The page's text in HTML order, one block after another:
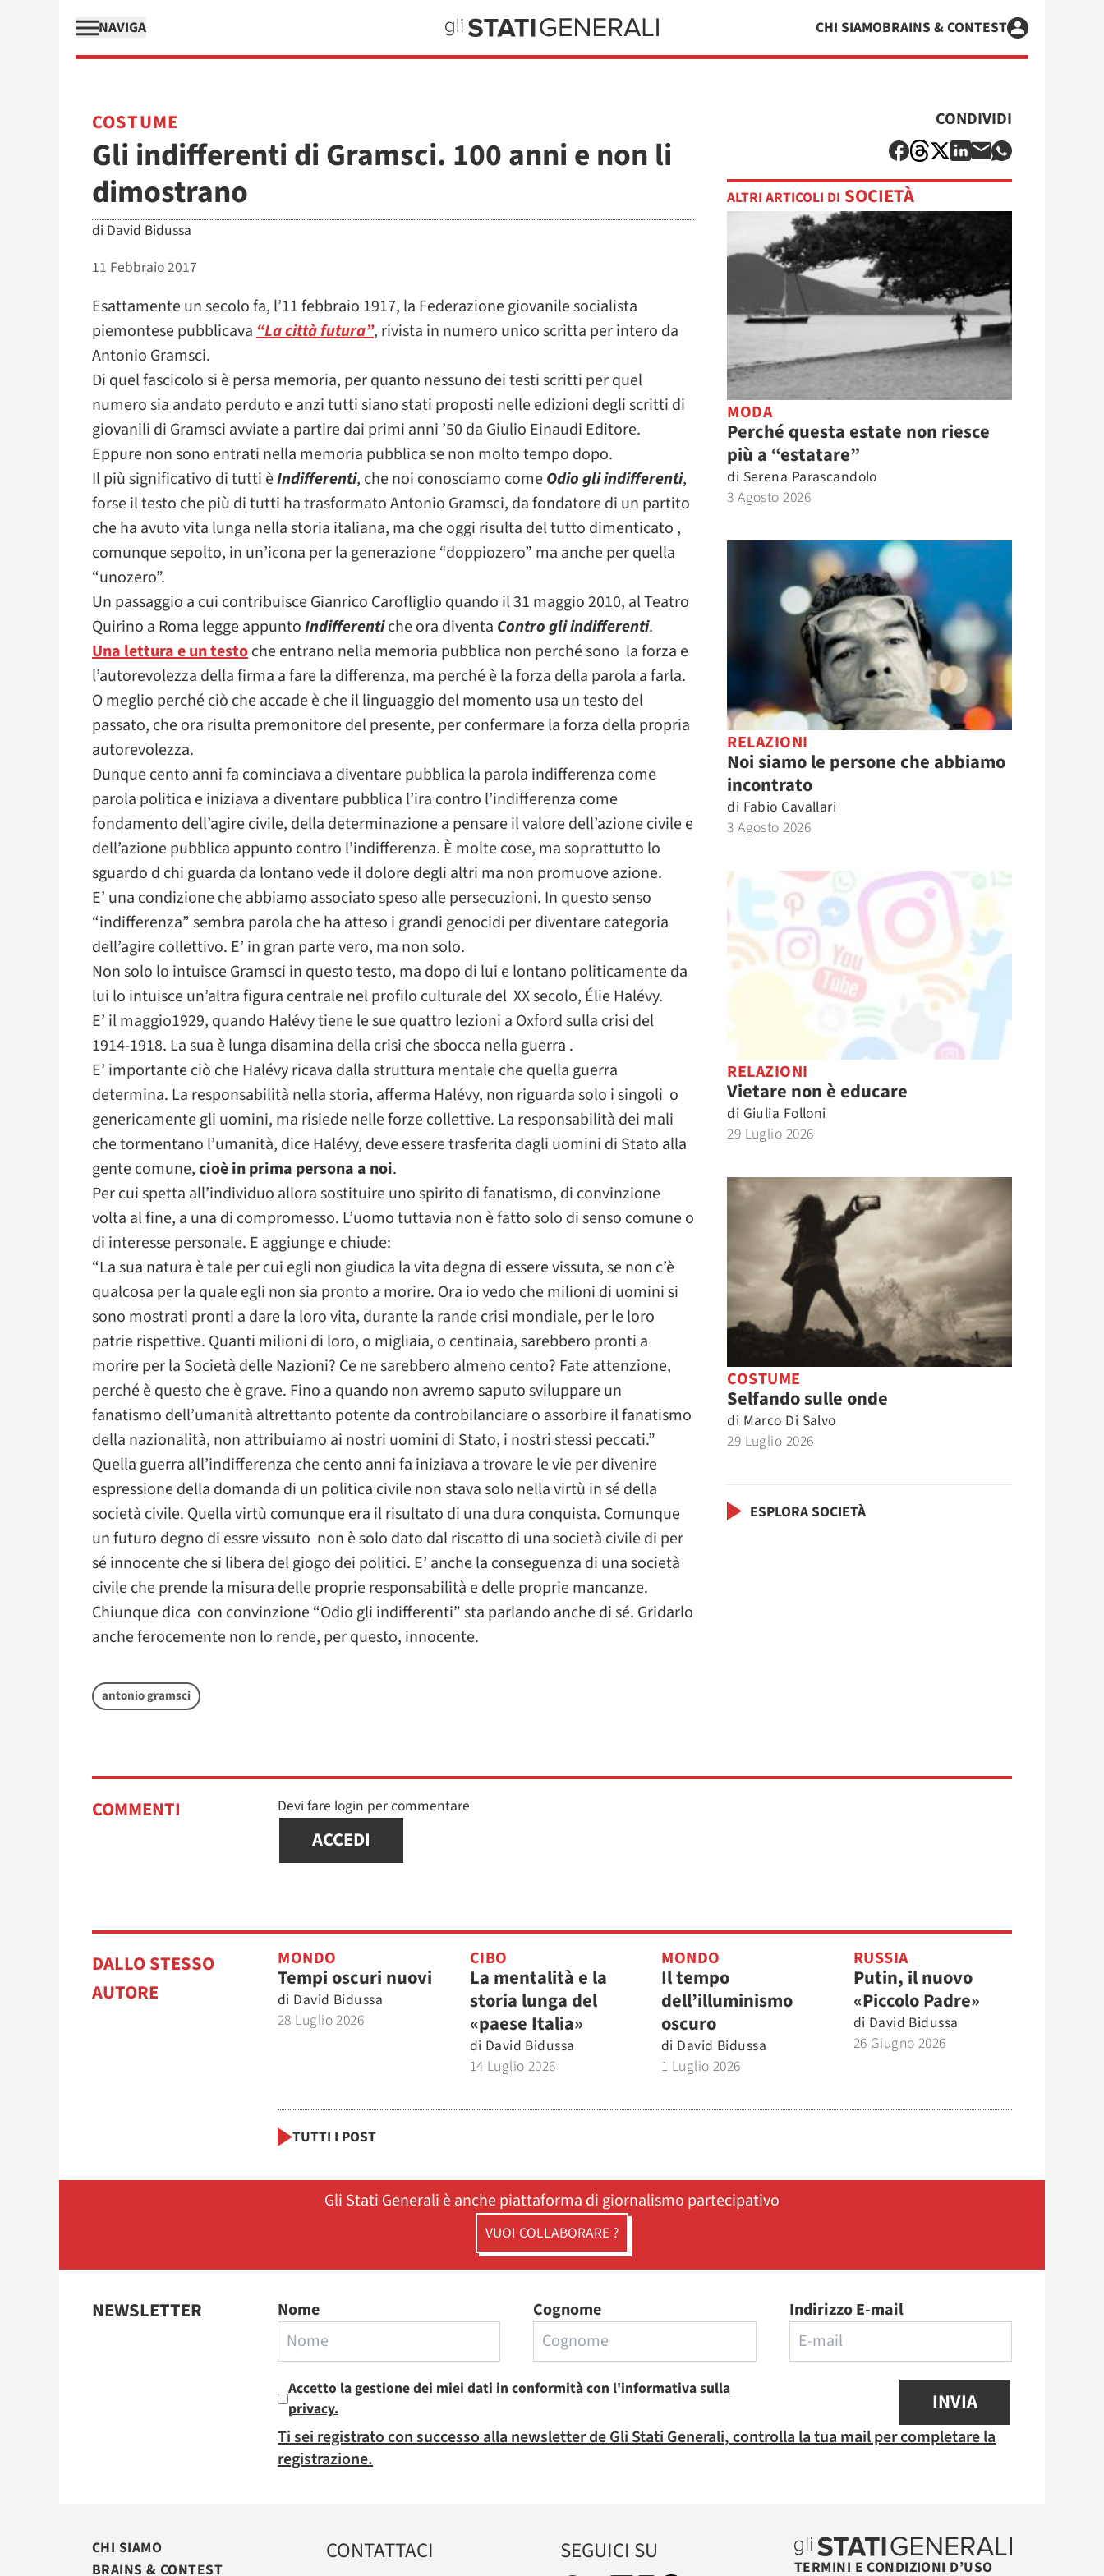
NAVIGA CHI SIAMOBRAINS & CONTEST
COSTUME
Gli indifferenti di Gramsci. 100 anni e non li
dimostrano
di David Bidussa
11 Febbraio 2017
Esattamente un secolo fa, l’11 febbraio 1917, la Federazione giovanile socialista
piemontese pubblicava“La città futura”, rivista in numero unico scritta per intero da
Antonio Gramsci.
Di quel fascicolo si è persa memoria, per quanto nessuno dei testi scritti per quel
numero sia andato perduto e anzi tutti siano stati proposti nelle edizioni degli scritti di
giovanili di Gramsci avviate a partire dai primi anni ’50 da Giulio Einaudi Editore.
Eppure non sono entrati nella memoria pubblica se non molto tempo dopo.
Il più significativo di tutti èIndifferenti, che noi conosciamo comeOdio gli indifferenti,
forse il testo che più di tutti ha trasformato Antonio Gramsci, da fondatore di un partito
che ha avuto vita lunga nella storia italiana, ma che oggi risulta del tutto dimenticato ,
comunque sepolto, in un’icona per la generazione “doppiozero” ma anche per quella
“unozero”.
Un passaggio a cui contribuisce Gianrico Carofliglio quando il 31 maggio 2010, al Teatro
Quirino a Roma legge appuntoIndifferentiche ora diventa Contro gli indifferenti.
Una lettura e un testoche entrano nella memoria pubblica non perché sono la forza e
l’autorevolezza della firma a fare la differenza, ma perché è la forza della parola a farla.
O meglio perché ciò che accade è che il linguaggio del momento usa un testo del
passato, che ora risulta premonitore del presente, per confermare la forza della propria
autorevolezza.
Dunque cento anni fa cominciava a diventare pubblica la parola indifferenza come
parola politica e iniziava a diventare pubblica l’ira contro l’indifferenza come
fondamento dell’agire civile, della determinazione a pensare il valore dell’azione civile e
dell’azione pubblica appunto contro l’indifferenza. È molte cose, ma soprattutto lo
sguardo d chi guarda da lontano vede il dolore degli altri ma non promuove azione.
E’ una condizione che abbiamo associato speso alle persecuzioni. In questo senso
“indifferenza” sembra parola che ha atteso i grandi genocidi per diventare categoria
dell’agire collettivo. E’ in gran parte vero, ma non solo.
Non solo lo intuisce Gramsci in questo testo, ma dopo di lui e lontano politicamente da
lui lo intuisce un’altra figura centrale nel profilo culturale del XX secolo, Élie Halévy.
E’ il maggio1929, quando Halévy tiene le sue quattro lezioni a Oxford sulla crisi del
1914-1918. La sua è lunga disamina della crisi che sbocca nella guerra .
E’ importante ciò che Halévy ricava dalla struttura mentale che quella guerra
determina. La responsabilità nella storia, afferma Halévy, non riguarda solo i singoli o
genericamente gli uomini, ma risiede nelle forze collettive. La responsabilità dei mali
che tormentano l’umanità, dice Halévy, deve essere trasferita dagli uomini di Stato alla
gente comune,cioè in prima persona a noi.
Per cui spetta all’individuo allora sostituire uno spirito di fanatismo, di convinzione
volta al fine, a una di compromesso. L’uomo tuttavia non è fatto solo di senso comune o
di interesse personale. E aggiunge e chiude:
“La sua natura è tale per cui egli non giudica la vita degna di essere vissuta, se non c’è
qualcosa per la quale egli non sia pronto a morire. Ora io vedo che milioni di uomini si
sono mostrati pronti a dare la loro vita, durante la rande crisi mondiale, per le loro
patrie rispettive. Quanti milioni di loro, o migliaia, o centinaia, sarebbero pronti a
morire per la Società delle Nazioni? Ce ne sarebbero almeno cento? Fate attenzione,
perché è questo che è grave. Fino a quando non avremo saputo sviluppare un
fanatismo dell’umanità altrettanto potente da controbilanciare o assorbire il fanatismo
della nazionalità, non attribuiamo ai nostri uomini di Stato, i nostri stessi peccati.”
Quella guerra all’indifferenza che cento anni fa iniziava a trovare le vie per divenire
espressione della domanda di un politica civile non stava solo nella virtù in sé della
società civile. Quella virtù comunque era il risultato di una dura conquista. Comunque
un futuro degno di essre vissuto non è solo dato dal riscatto di una società civile di per
sé innocente che si libera del giogo dei politici. E’ anche la conseguenza di una società
civile che prende la misura delle proprie responsabilità e delle proprie mancanze.
Chiunque dica con convinzione “Odio gli indifferenti” sta parlando anche di sé. Gridarlo
anche ferocemente non lo rende, per questo, innocente.
antonio gramsci
CONDIVIDI
ALTRI ARTICOLI DI SOCIETÀ
MODA
Perché questa estate non riesce
più a “estatare”
di Serena Parascandolo
3 Agosto 2026
RELAZIONI
Noi siamo le persone che abbiamo
incontrato
di Fabio Cavallari
3 Agosto 2026
RELAZIONI
Vietare non è educare
di Giulia Folloni
29 Luglio 2026
COSTUME
Selfando sulle onde
di Marco Di Salvo
29 Luglio 2026
ESPLORA SOCIETÀ
COMMENTI Devi fare login per commentare
ACCEDI
DALLO STESSO
AUTORE
MONDO
Tempi oscuri nuovi
di David Bidussa
28 Luglio 2026
CIBO
La mentalità e la
storia lunga del
«paese Italia»
di David Bidussa
14 Luglio 2026
MONDO
Il tempo
dell’illuminismo
oscuro
di David Bidussa
1 Luglio 2026
RUSSIA
Putin, il nuovo
«Piccolo Padre»
di David Bidussa
26 Giugno 2026
TUTTI I POST
Gli Stati Generali è anche piattaforma di giornalismo partecipativo
VUOI COLLABORARE ?
NEWSLETTER Nome Cognome Indirizzo E-mail
Accetto la gestione dei miei dati in conformità con l'informativa sulla
privacy.
INVIA
Ti sei registrato con successo alla newsletter de Gli Stati Generali, controlla la tua mail per completare la
registrazione.
CHI SIAMO
BRAINS & CONTEST
CONTATTACI SEGUICI SU
TERMINI E CONDIZIONI D’USO